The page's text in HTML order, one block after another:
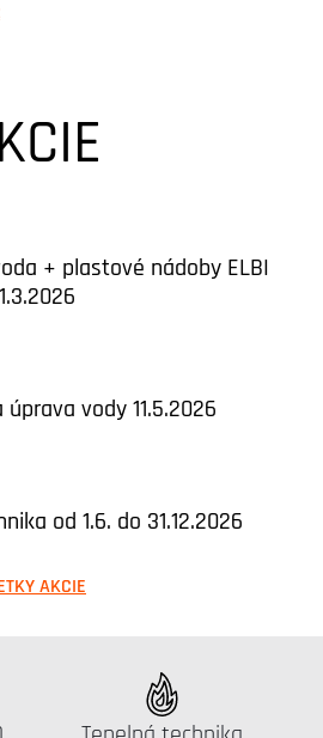
+ plastové nádoby ELBI
vody 11.5.2026
od 1.6. do 31.12.2026
AKCIE